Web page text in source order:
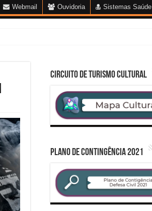
Webmail Ouvidoria Sistemas Saúde
CIRCUITO DE TURISMO CULTURAL
PLANO DE CONTINGÊNCIA 2021